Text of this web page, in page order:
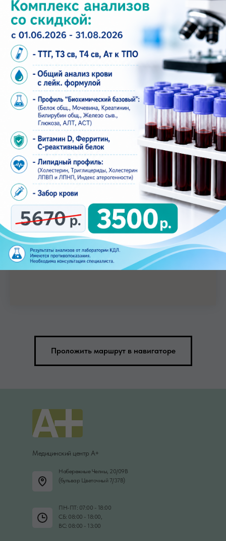
Контакты
+7 (8552) 923 - 903
+7 (8552) 920 - 010
aplusmed@mail.ru
Набережные Челны, 20/09В
(бульвар Цветочный 7/37В)
Проложить маршрут в навигаторе
Медицинский центр А+
Набережные Челны, 20/09В
(бульвар Цветочный 7/37В)
ПН-ПТ: 07:00 - 18:00
СБ: 08:00 - 18:00,
ВС: 08:00 - 13:00